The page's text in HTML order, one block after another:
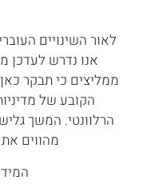
לאור השינויים
אנו נדרש לעדכן
ממליצים כי תבקר
הקובע של
הרלוונטי. המשך
מהווים